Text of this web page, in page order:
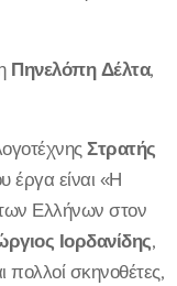
Πηνελόπη Δέλτα,
Στρατής
έργα είναι «Η
Ελλήνων στον
Ιορδανίδης,
πολλοί σκηνοθέτες,